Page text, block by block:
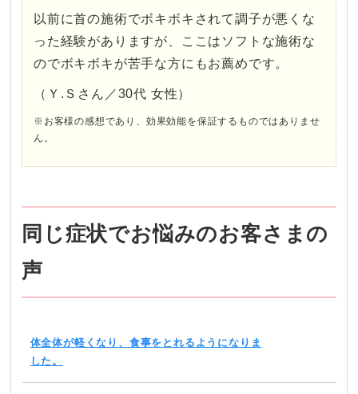
以前に首の施術でボキボキされて調子が悪くな
った経験がありますが、ここはソフトな施術な
のでボキボキが苦手な方にもお薦めです。
（Ｙ.Ｓさん／30代 女性）
※お客様の感想であり、効果効能を保証するものではありませ
ん。
同じ症状でお悩みのお客さまの
声
体全体が軽くなり、食事をとれるようになりま
した。